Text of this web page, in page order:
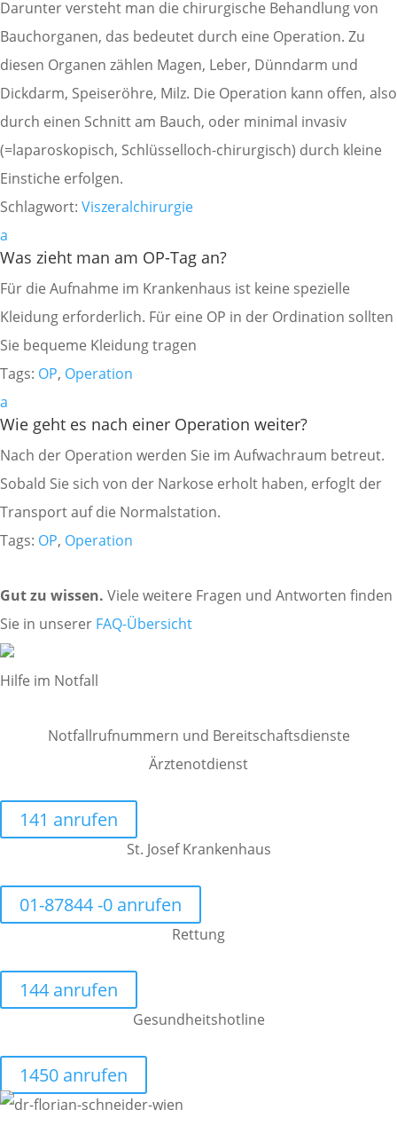
Darunter versteht man die chirurgische Behandlung von
Bauchorganen, das bedeutet durch eine Operation. Zu
diesen Organen zählen Magen, Leber, Dünndarm und
Dickdarm, Speiseröhre, Milz. Die Operation kann offen, also
durch einen Schnitt am Bauch, oder minimal invasiv
(=laparoskopisch, Schlüsselloch-chirurgisch) durch kleine
Einstiche erfolgen.
Schlagwort: Viszeralchirurgie
a
Was zieht man am OP-Tag an?
Für die Aufnahme im Krankenhaus ist keine spezielle
Kleidung erforderlich. Für eine OP in der Ordination sollten
Sie bequeme Kleidung tragen
Tags: OP, Operation
a
Wie geht es nach einer Operation weiter?
Nach der Operation werden Sie im Aufwachraum betreut.
Sobald Sie sich von der Narkose erholt haben, erfoglt der
Transport auf die Normalstation.
Tags: OP, Operation
Gut zu wissen. Viele weitere Fragen und Antworten finden
Sie in unserer FAQ-Übersicht
Hilfe im Notfall
Notfallrufnummern und Bereitschaftsdienste
Ärztenotdienst
141 anrufen
St. Josef Krankenhaus
01-87844 -0 anrufen
Rettung
144 anrufen
Gesundheitshotline
1450 anrufen